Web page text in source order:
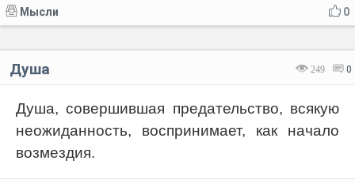
0
Мысли
249 0
Душа
Душа, совершившая предательство, всякую
неожиданность, воспринимает, как начало
возмездия.